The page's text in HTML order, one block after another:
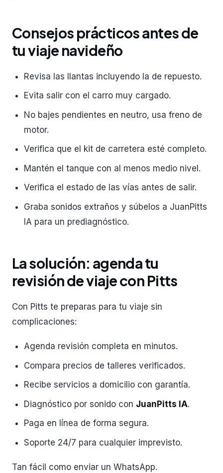
Consejos prácticos antes de
tu viaje navideño
Revisa las llantas incluyendo la de repuesto.
Evita salir con el carro muy cargado.
No bajes pendientes en neutro, usa freno de
motor.
Verifica que el kit de carretera esté completo.
Mantén el tanque con al menos medio nivel.
Verifica el estado de las vías antes de salir.
Graba sonidos extraños y súbelos a JuanPitts
IA para un prediagnóstico.
La solución: agenda tu
revisión de viaje con Pitts
Con Pitts te preparas para tu viaje sin
complicaciones:
Agenda revisión completa en minutos.
Compara precios de talleres verificados.
Recibe servicios a domicilio con garantía.
Diagnóstico por sonido con JuanPitts IA.
Paga en línea de forma segura.
Soporte 24/7 para cualquier imprevisto.
Tan fácil como enviar un WhatsApp.